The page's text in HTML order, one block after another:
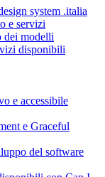
system .italia
e servizi
dei modelli
disponibili
e accessibile
e Graceful
del software